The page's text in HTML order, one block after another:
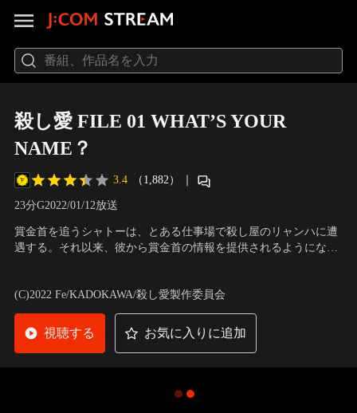
殺し愛 FILE 01 WHAT’S YOUR
NAME？
3.4 （1,882） ｜
23分G2022/01/12放送
賞金首を追うシャトーは、とある仕事場で殺し屋のリャンハに遭
遇する。それ以来、彼から賞金首の情報を提供されるようになる
(C)2022 Fe/KADOKAWA/殺し愛製作委員会
視聴する お気に入りに追加